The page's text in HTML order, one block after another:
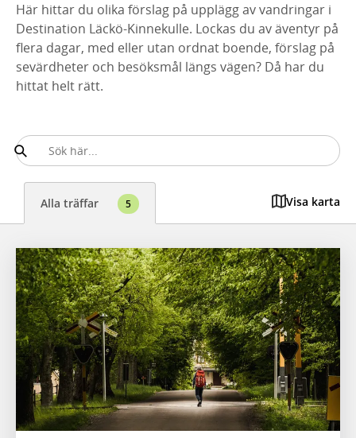
Här hittar du olika förslag på upplägg av vandringar i
Destination Läckö-Kinnekulle. Lockas du av äventyr på
flera dagar, med eller utan ordnat boende, förslag på
sevärdheter och besöksmål längs vägen? Då har du
hittat helt rätt.
Alla träffar 5 Visa karta